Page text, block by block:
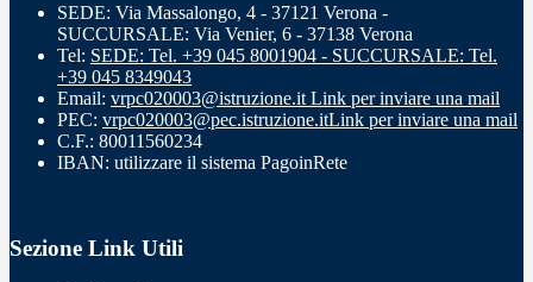
SEDE: Via Massalongo, 4 - 37121 Verona -
SUCCURSALE: Via Venier, 6 - 37138 Verona
Tel: SEDE: Tel. +39 045 8001904 - SUCCURSALE: Tel.
+39 045 8349043
Email: vrpc020003@istruzione.it Link per inviare una mail
PEC: vrpc020003@pec.istruzione.itLink per inviare una mail
C.F.: 80011560234
IBAN: utilizzare il sistema PagoinRete
Sezione Link Utili